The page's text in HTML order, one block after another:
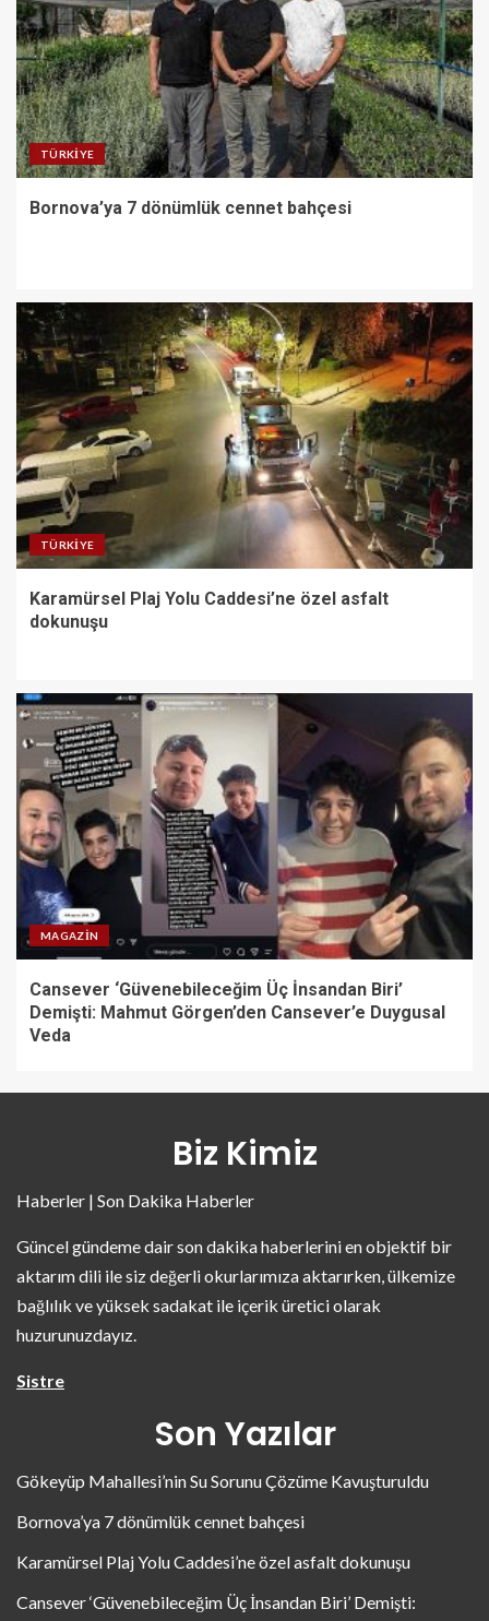
TÜRKIYE
Bornova’ya 7 dönümlük cennet bahçesi
TÜRKIYE
Karamürsel Plaj Yolu Caddesi’ne özel asfalt
dokunuşu
MAGAZIN
Cansever ‘Güvenebileceğim Üç İnsandan Biri’
Demişti: Mahmut Görgen’den Cansever’e Duygusal
Veda
Biz Kimiz
Haberler | Son Dakika Haberler
Güncel gündeme dair son dakika haberlerini en objektif bir
aktarım dili ile siz değerli okurlarımıza aktarırken, ülkemize
bağlılık ve yüksek sadakat ile içerik üretici olarak
huzurunuzdayız.
Sistre
Son Yazılar
Gökeyüp Mahallesi’nin Su Sorunu Çözüme Kavuşturuldu
Bornova’ya 7 dönümlük cennet bahçesi
Karamürsel Plaj Yolu Caddesi’ne özel asfalt dokunuşu
Cansever ‘Güvenebileceğim Üç İnsandan Biri’ Demişti: